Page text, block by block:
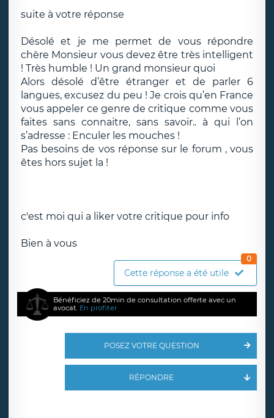
suite à votre réponse
Désolé et je me permet de vous répondre
chère Monsieur vous devez être très intelligent
! Très humble ! Un grand monsieur quoi
Alors désolé d’être étranger et de parler 6
langues, excusez du peu ! Je crois qu’en France
vous appeler ce genre de critique comme vous
faites sans connaitre, sans savoir.. à qui l’on
s’adresse : Enculer les mouches !
Pas besoins de vos réponse sur le forum , vous
êtes hors sujet la !
c'est moi qui a liker votre critique pour info
Bien à vous
Cette réponse a été utile
0
Bénéficiez de 20min de consultation offerte avec un
avocat. En profiter
POSEZ VOTRE QUESTION
RÉPONDRE